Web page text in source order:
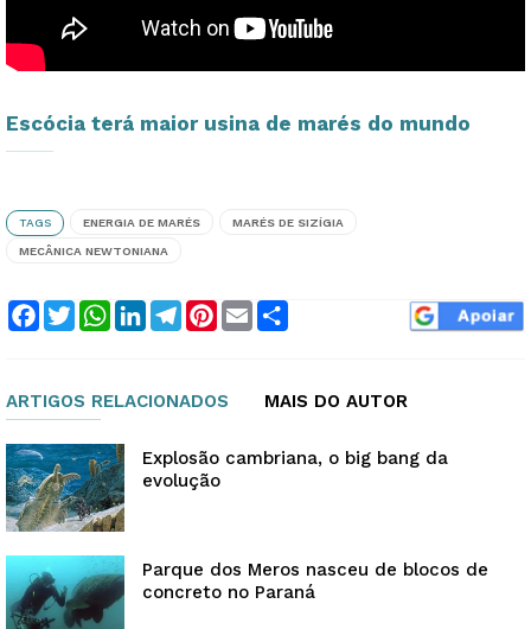
Escócia terá maior usina de marés do mundo
TAGS ENERGIA DE MARÉS MARÉS DE SIZÍGIA
MECÂNICA NEWTONIANA
Facebook
TwitterWhatsApp
LinkedInTelegram
Pinterest
Email
ARTIGOS RELACIONADOS MAIS DO AUTOR
Explosão cambriana, o big bang da
evolução
Parque dos Meros nasceu de blocos de
concreto no Paraná